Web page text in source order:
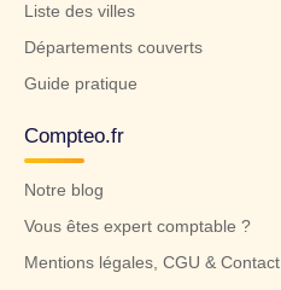
Liste des villes
Départements couverts
Guide pratique
Compteo.fr
Notre blog
Vous êtes expert comptable ?
Mentions légales, CGU & Contact